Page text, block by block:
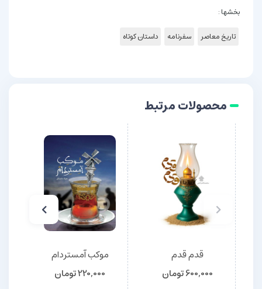
بخشها :
تاریخ معاصر
سفرنامه داستان کوتاه
محصولات مرتبط
قدم قدم
600,000تومان
موکب آمستردام
220,000تومان